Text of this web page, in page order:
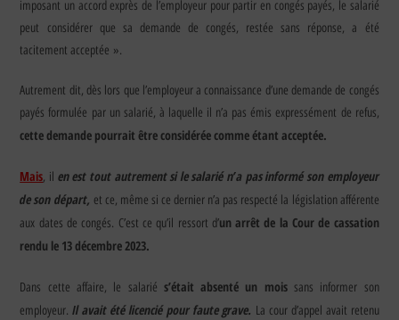
imposant un accord exprès de l’employeur pour partir en congés payés, le salarié
peut considérer que sa demande de congés, restée sans réponse, a été
tacitement acceptée ».
Autrement dit, dès lors que l’employeur a connaissance d’une demande de congés
payés formulée par un salarié, à laquelle il n’a pas émis expressément de refus,
cette demande pourrait être considérée comme étant acceptée.
Mais, il en est tout autrement si le salarié n’a pas informé son employeur
de son départ, et ce, même si ce dernier n’a pas respecté la législation afférente
aux dates de congés. C’est ce qu’il ressort d’un arrêt de la Cour de cassation
rendu le 13 décembre 2023.
Dans cette affaire, le salarié s’était absenté un moissans informer son
employeur.Il avait été licencié pour faute grave. La cour d’appel avait retenu